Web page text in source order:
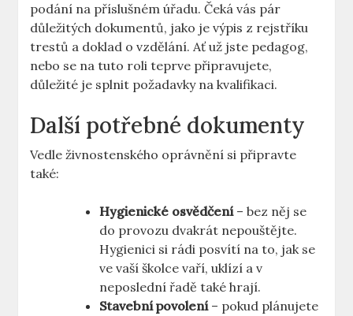
podání na příslušném úřadu. Čeká vás pár
důležitých dokumentů, jako je výpis z rejstříku
trestů a doklad o vzdělání. Ať už jste pedagog,
nebo se na tuto roli teprve připravujete,
důležité je splnit požadavky na kvalifikaci.
Další potřebné dokumenty
Vedle živnostenského oprávnění si připravte
také:
Hygienické osvědčení– bez něj se
do provozu dvakrát nepouštějte.
Hygienici si rádi posvítí na to, jak se
ve vaší školce vaří, uklízí a v
neposlední řadě také hrají.
Stavební povolení– pokud plánujete